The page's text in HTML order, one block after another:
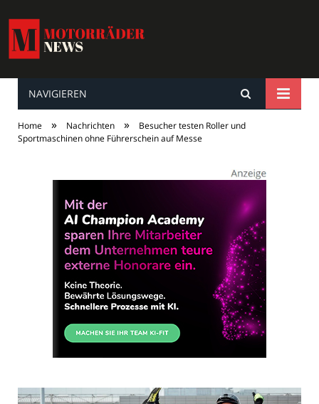
MotorräderNews
NAVIGIEREN
Home » Nachrichten »
Besucher testen Roller und
Sportmaschinen ohne Führerschein auf Messe